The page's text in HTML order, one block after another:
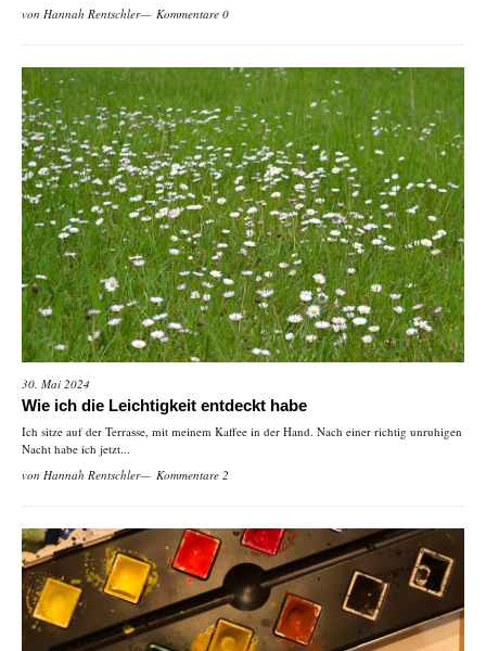
von Hannah Rentschler Kommentare 0
30. Mai 2024
Wie ich die Leichtigkeit entdeckt habe
Ich sitze auf der Terrasse, mit meinem Kaffee in der Hand. Nach einer richtig unruhigen
Nacht habe ich jetzt...
von Hannah Rentschler Kommentare 2